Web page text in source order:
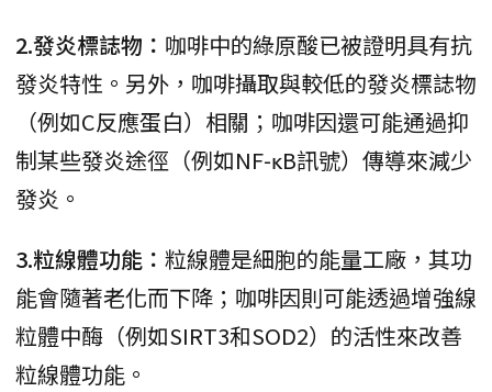
2.發炎標誌物： 咖啡中的綠原酸已被證明具有抗
發炎特性。另外，咖啡攝取與較低的發炎標誌物
（例如C反應蛋白）相關；咖啡因還可能通過抑
制某些發炎途徑（例如NF-κB訊號）傳導來減少
發炎。
3.粒線體功能： 粒線體是細胞的能量工廠，其功
能會隨著老化而下降；咖啡因則可能透過增強線
粒體中酶（例如SIRT3和SOD2）的活性來改善
粒線體功能。